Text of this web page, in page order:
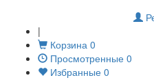
|
Корзина 0
Просмотренные 0
Избранные 0